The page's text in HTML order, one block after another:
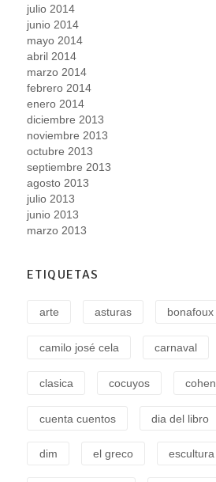
julio 2014
junio 2014
mayo 2014
abril 2014
marzo 2014
febrero 2014
enero 2014
diciembre 2013
noviembre 2013
octubre 2013
septiembre 2013
agosto 2013
julio 2013
junio 2013
marzo 2013
ETIQUETAS
arte asturas bonafoux
camilo josé cela carnaval
clasica cocuyos cohen
cuenta cuentos dia del libro
dim el greco escultura